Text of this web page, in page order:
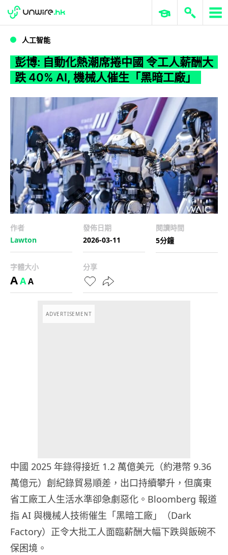
WWDC 2026 ERP 與商業 AI
人工智能
彭博: 自動化熱潮席捲中國 令工人薪酬大
跌 40% AI, 機械人催生「黑暗工廠」
作者
Lawton
發佈日期
2026-03-11
閱讀時間
5分鐘
字體大小
AAA
分享
ADVERTISEMENT
中國 2025 年錄得接近 1.2 萬億美元（約港幣 9.36
萬億元）創紀錄貿易順差，出口持續攀升，但廣東
省工廠工人生活水準卻急劇惡化。Bloomberg 報道
指 AI 與機械人技術催生「黑暗工廠」（Dark
Factory）正令大批工人面臨薪酬大幅下跌與飯碗不
保困境。